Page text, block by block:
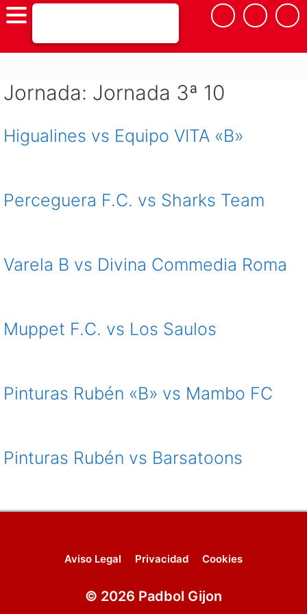
Saltar
al
contenido
Jornada: Jornada 3ª 10
Higualines vs Equipo VITA «B»
Perceguera F.C. vs Sharks Team
Varela B vs Divina Commedia Roma
Muppet F.C. vs Los Saulos
Pinturas Rubén «B» vs Mambo FC
Pinturas Rubén vs Barsatoons
Aviso Legal Privacidad Cookies
© 2026 Padbol Gijon